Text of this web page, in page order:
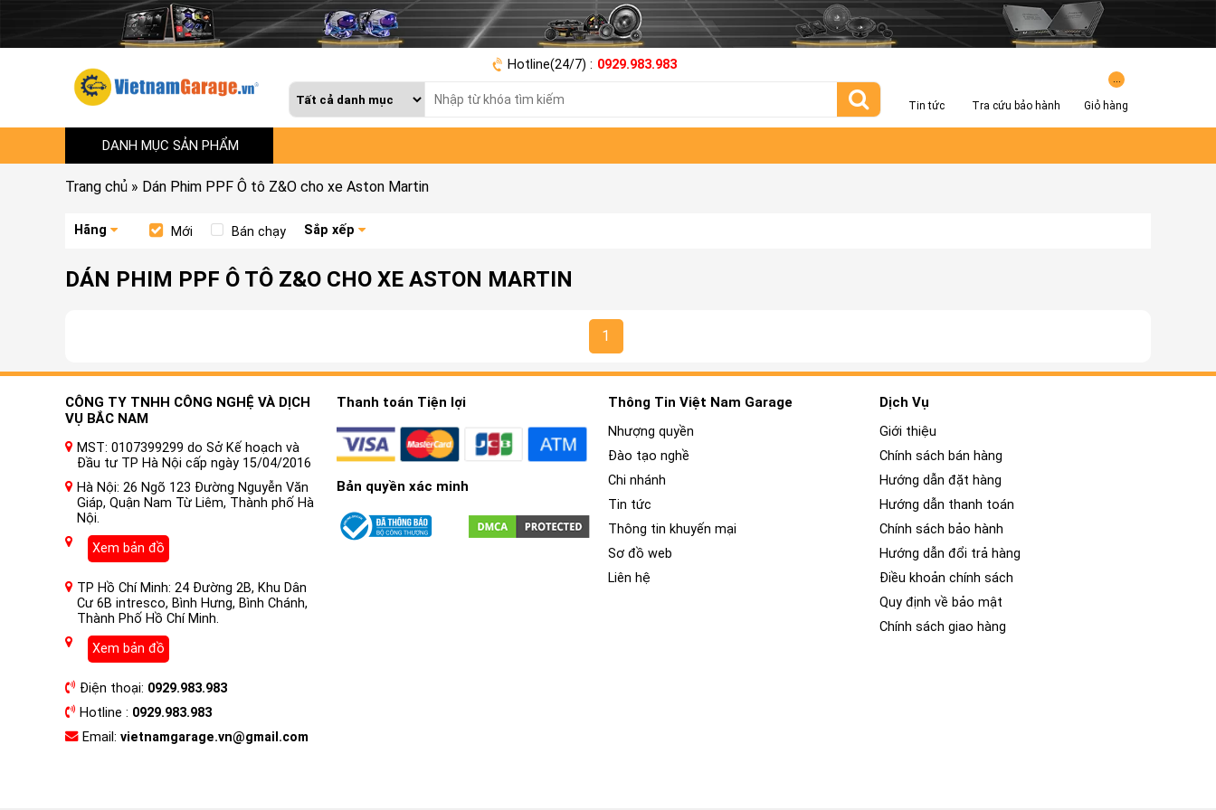
Hotline(24/7) : 0929.983.983
Tin tức Tra cứu bảo hành Giỏ hàng
DANH MỤC SẢN PHẨM
Trang chủ » Dán Phim PPF Ô tô Z&O cho xe Aston Martin
Hãng Mới Bán chạy Sắp xếp
DÁN PHIM PPF Ô TÔ Z&O CHO XE ASTON MARTIN
1
CÔNG TY TNHH CÔNG NGHỆ VÀ DỊCH
VỤ BẮC NAM
MST: 0107399299 do Sở Kế hoạch và
Đầu tư TP Hà Nội cấp ngày 15/04/2016
Hà Nội: 26 Ngõ 123 Đường Nguyễn Văn
Giáp, Quận Nam Từ Liêm, Thành phố Hà
Nội.
Xem bản đồ
TP Hồ Chí Minh: 24 Đường 2B, Khu Dân
Cư 6B intresco, Bình Hưng, Bình Chánh,
Thành Phố Hồ Chí Minh.
Xem bản đồ
Điện thoại: 0929.983.983
Hotline : 0929.983.983
Email: vietnamgarage.vn@gmail.com
Thanh toán Tiện lợi
Bản quyền xác minh
Thông Tin Việt Nam Garage
Nhượng quyền
Đào tạo nghề
Chi nhánh
Tin tức
Thông tin khuyến mại
Sơ đồ web
Liên hệ
Dịch Vụ
Giới thiệu
Chính sách bán hàng
Hướng dẫn đặt hàng
Hướng dẫn thanh toán
Chính sách bảo hành
Hướng dẫn đổi trả hàng
Điều khoản chính sách
Quy định về bảo mật
Chính sách giao hàng